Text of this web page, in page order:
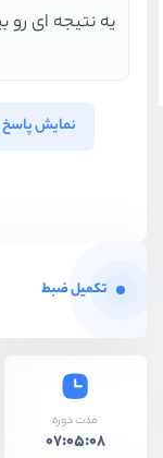
یه نتیجه ای رو
نمایش پاسخ
تکمیل ضبط
مدت دوره
07:05:08